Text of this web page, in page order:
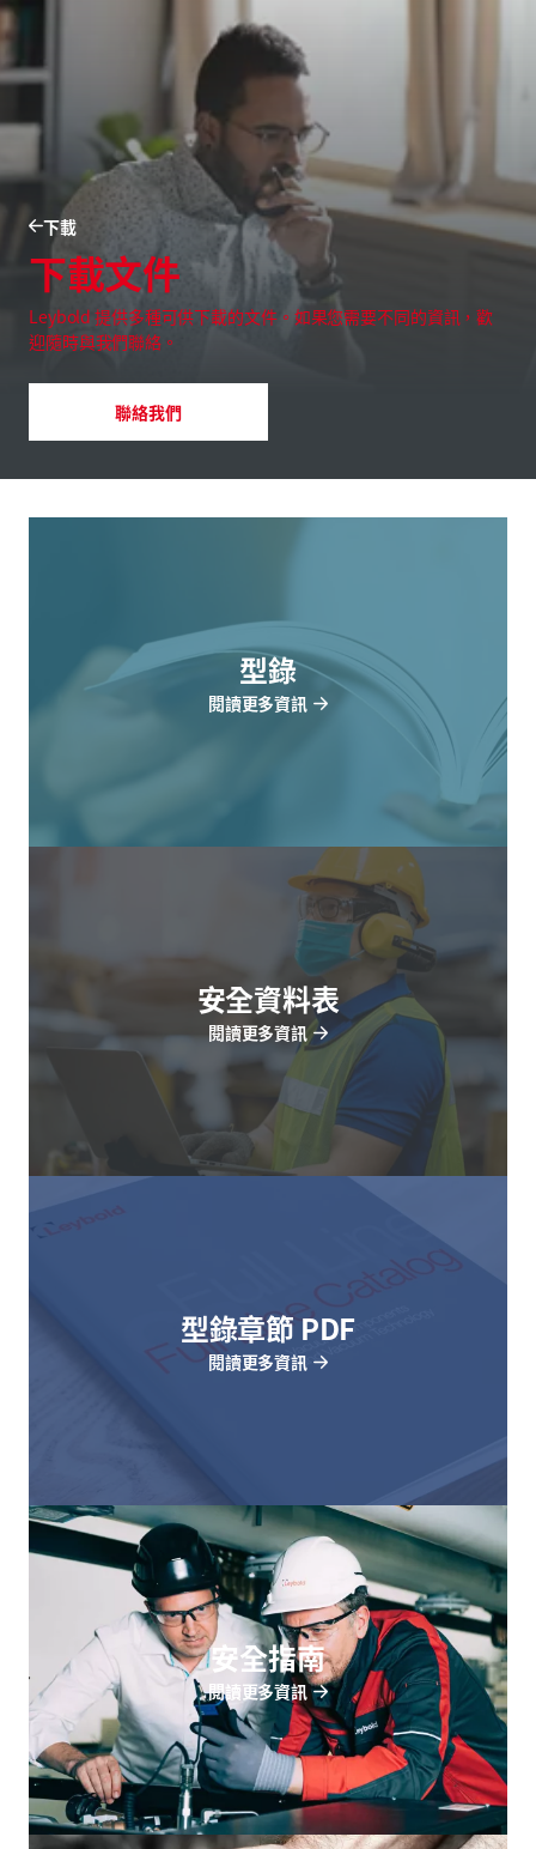
下載
下載文件
Leybold 提供多種可供下載的文件。如果您需要不同的資訊，歡
迎隨時與我們聯絡。
聯絡我們
型錄
閱讀更多資訊
安全資料表
閱讀更多資訊
型錄章節 PDF
閱讀更多資訊
安全指南
閱讀更多資訊